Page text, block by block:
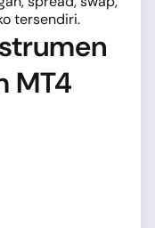
tersendiri.
MT4